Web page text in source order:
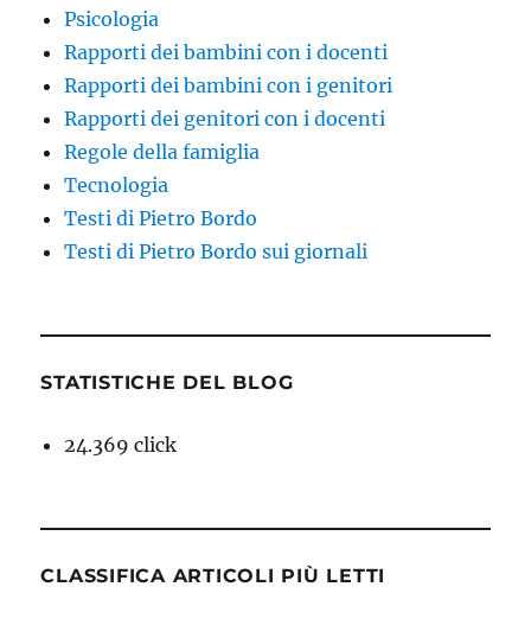
Psicologia
Rapporti dei bambini con i docenti
Rapporti dei bambini con i genitori
Rapporti dei genitori con i docenti
Regole della famiglia
Tecnologia
Testi di Pietro Bordo
Testi di Pietro Bordo sui giornali
STATISTICHE DEL BLOG
24.369 click
CLASSIFICA ARTICOLI PIÙ LETTI